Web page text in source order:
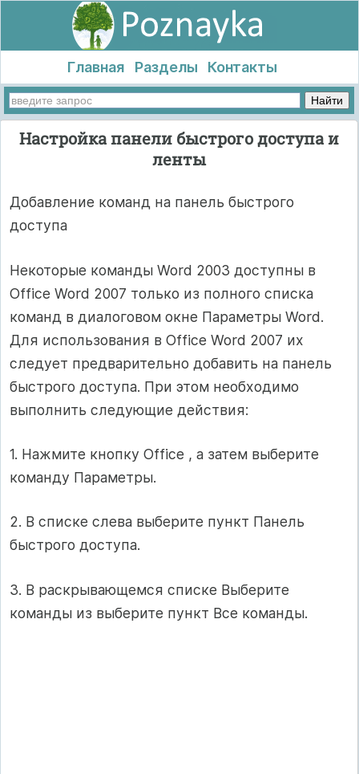
Главная Разделы Контакты
Настройка панели быстрого доступа и
ленты
Добавление команд на панель быстрого
доступа
Некоторые команды Word 2003 доступны в
Office Word 2007 только из полного списка
команд в диалоговом окне Параметры Word.
Для использования в Office Word 2007 их
следует предварительно добавить на панель
быстрого доступа. При этом необходимо
выполнить следующие действия:
1. Нажмите кнопку Office , а затем выберите
команду Параметры.
2. В списке слева выберите пункт Панель
быстрого доступа.
3. В раскрывающемся списке Выберите
команды из выберите пункт Все команды.